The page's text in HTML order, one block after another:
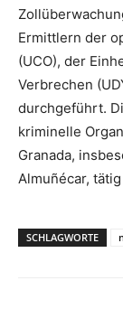
Ermittlern der
(UCO), der
Verbrechen
durchgeführt.
kriminelle
Granada,
Almuñécar,
SCHLAGWORTE